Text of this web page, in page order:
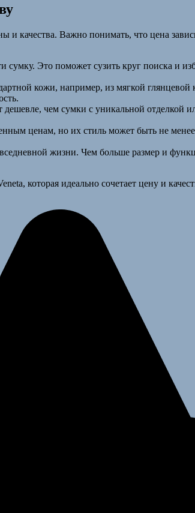
качества. Важно понимать, что цена
сумку. Это поможет сузить круг поиска и
кожи, например, из мягкой
чем сумки с уникальной отделкой
ценам, но их стиль может быть не
жизни. Чем больше размер и
которая идеально сочетает цену и